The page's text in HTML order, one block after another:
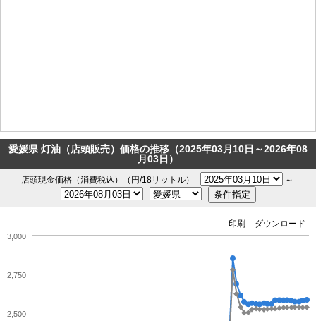
愛媛県 灯油（店頭販売）価格の推移（2025年03月10日～2026年08
月03日）
店頭現金価格（消費税込）（円/18リットル） ～
ダウンロード
印刷
2,500
2,750
3,000